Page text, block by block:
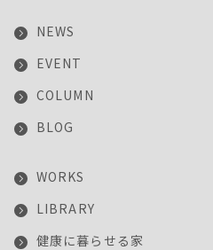
NEWS
EVENT
COLUMN
BLOG
WORKS
LIBRARY
健康に暮らせる家